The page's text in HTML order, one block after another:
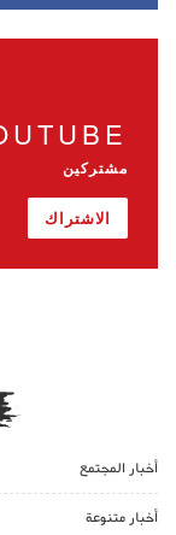
مشتركين
الاشتراك
أخبار المجتمع
أخبار متنوعة